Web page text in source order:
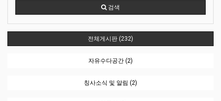
검색
전체게시판 (232)
자유수다공간 (2)
칭사소식 및 알림 (2)